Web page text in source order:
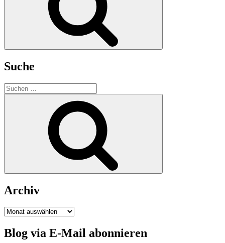
Suche
Suchen
nach:
Archiv
Archiv
Blog via E-Mail abonnieren